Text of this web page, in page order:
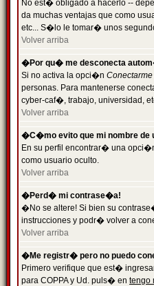
No est� obligado a hacerlo --
da muchas ventajas que como
etc... S�lo le tomar� unos
Volver arriba
�Por qu� me desconecta
Si no activa la opci�n
personas. Para mantenerse
cyber-caf�, trabajo, universidad,
Volver arriba
�C�mo evito que mi nombre de
En su perfil encontrar� una
como usuario oculto.
Volver arriba
�Perd� mi contrase�a!
�No se altere! Si bien su
instrucciones y podr� volver a
Volver arriba
�Me registr� pero no puedo
Primero verifique que est�
para COPPA y Ud. puls� en tengo